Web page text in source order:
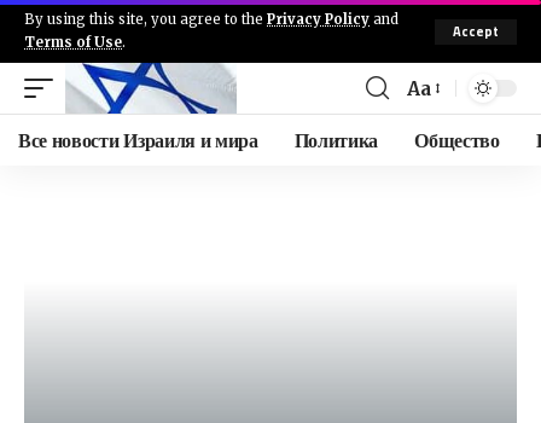
By using this site, you agree to the Privacy Policy and
Terms of Use.
Accept
Aa
Все новости Израиля и мира Политика Общество